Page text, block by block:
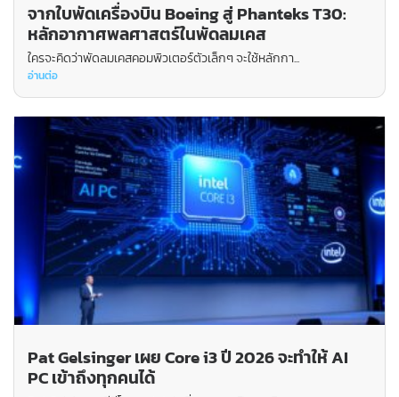
จากใบพัดเครื่องบิน Boeing สู่ Phanteks T30:
หลักอากาศพลศาสตร์ในพัดลมเคส
ใครจะคิดว่าพัดลมเคสคอมพิวเตอร์ตัวเล็กๆ จะใช้หลักกา...
อ่านต่อ
Pat Gelsinger เผย Core i3 ปี 2026 จะทำให้ AI
PC เข้าถึงทุกคนได้